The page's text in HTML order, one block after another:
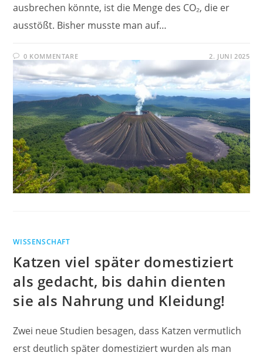
ausbrechen könnte, ist die Menge des CO₂, die er
ausstößt. Bisher musste man auf…
0 KOMMENTARE 2. JUNI 2025
WISSENSCHAFT
Katzen viel später domestiziert
als gedacht, bis dahin dienten
sie als Nahrung und Kleidung!
Zwei neue Studien besagen, dass Katzen vermutlich
erst deutlich später domestiziert wurden als man